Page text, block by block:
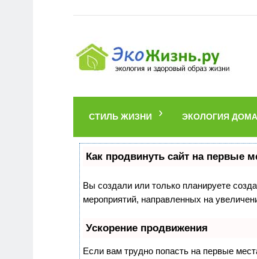
СТИЛЬ ЖИЗНИ ЭКОЛОГИЯ ДОМА
Как продвинуть сайт на первые
Вы создали или только планируете
мероприятий, направленных на
Ускорение продвижения
Если вам трудно попасть на первые